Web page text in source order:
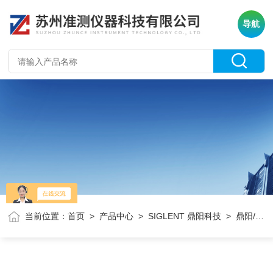
导航
当前位置：首页 > 产品中心 >SIGLENT 鼎阳科技 > 鼎阳/频谱分析仪